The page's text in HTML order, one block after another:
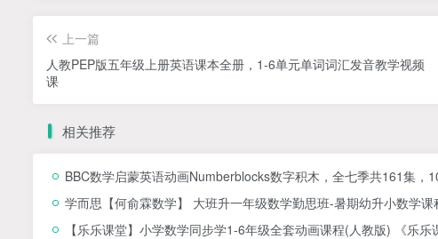
上一篇
人教PEP版五年级上册英语课本全册，1-6单元单词词汇发音教学视频
课
相关推荐
BBC数学启蒙英语动画Numberblocks数字积木，全七季共161集，
学而思【何俞霖数学】 大班升一年级数学勤思班-暑期幼升小数学
【乐乐课堂】小学数学同步学1-6年级全套动画课程(人教版) 《乐